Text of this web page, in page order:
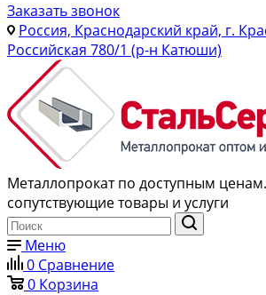
Заказать звонок
Россия, Краснодарский край, г.
Российская 780/1 (р-н Катюши)
Металлопрокат по доступным
сопутствующие товары и услуги
Меню
0 Сравнение
0 Корзина